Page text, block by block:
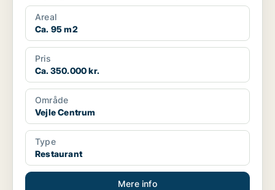
Areal
Ca. 95 m2
Pris
Ca. 350.000 kr.
Område
Vejle Centrum
Type
Restaurant
Mere info